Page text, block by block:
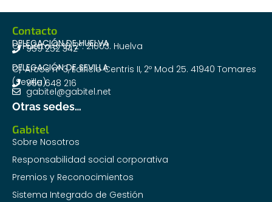
Gabitel
Sobre Nosotros
Responsabilidad social corporativa
Premios y Reconocimientos
Sistema Integrado de Gestión
Contacto
DELEGACIÓN DE HUELVA
C/Puerto 8-10, 2º. 21003. Huelva
959 252 342
DELEGACIÓN DE SEVILLA
C/ Arcos nº 3, Edificio Centris II, 2º Mod 25. 41940 Tomares
(Sevilla)
955 648 216
gabitel@gabitel.net
Otras sedes…